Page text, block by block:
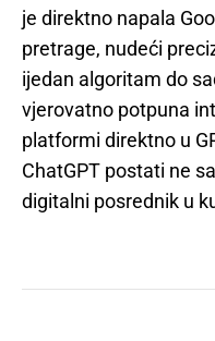
je direktno napala
pretrage, nudeći
ijedan algoritam do
vjerovatno potpuna
platformi direktno u
ChatGPT postati ne
digitalni posrednik u